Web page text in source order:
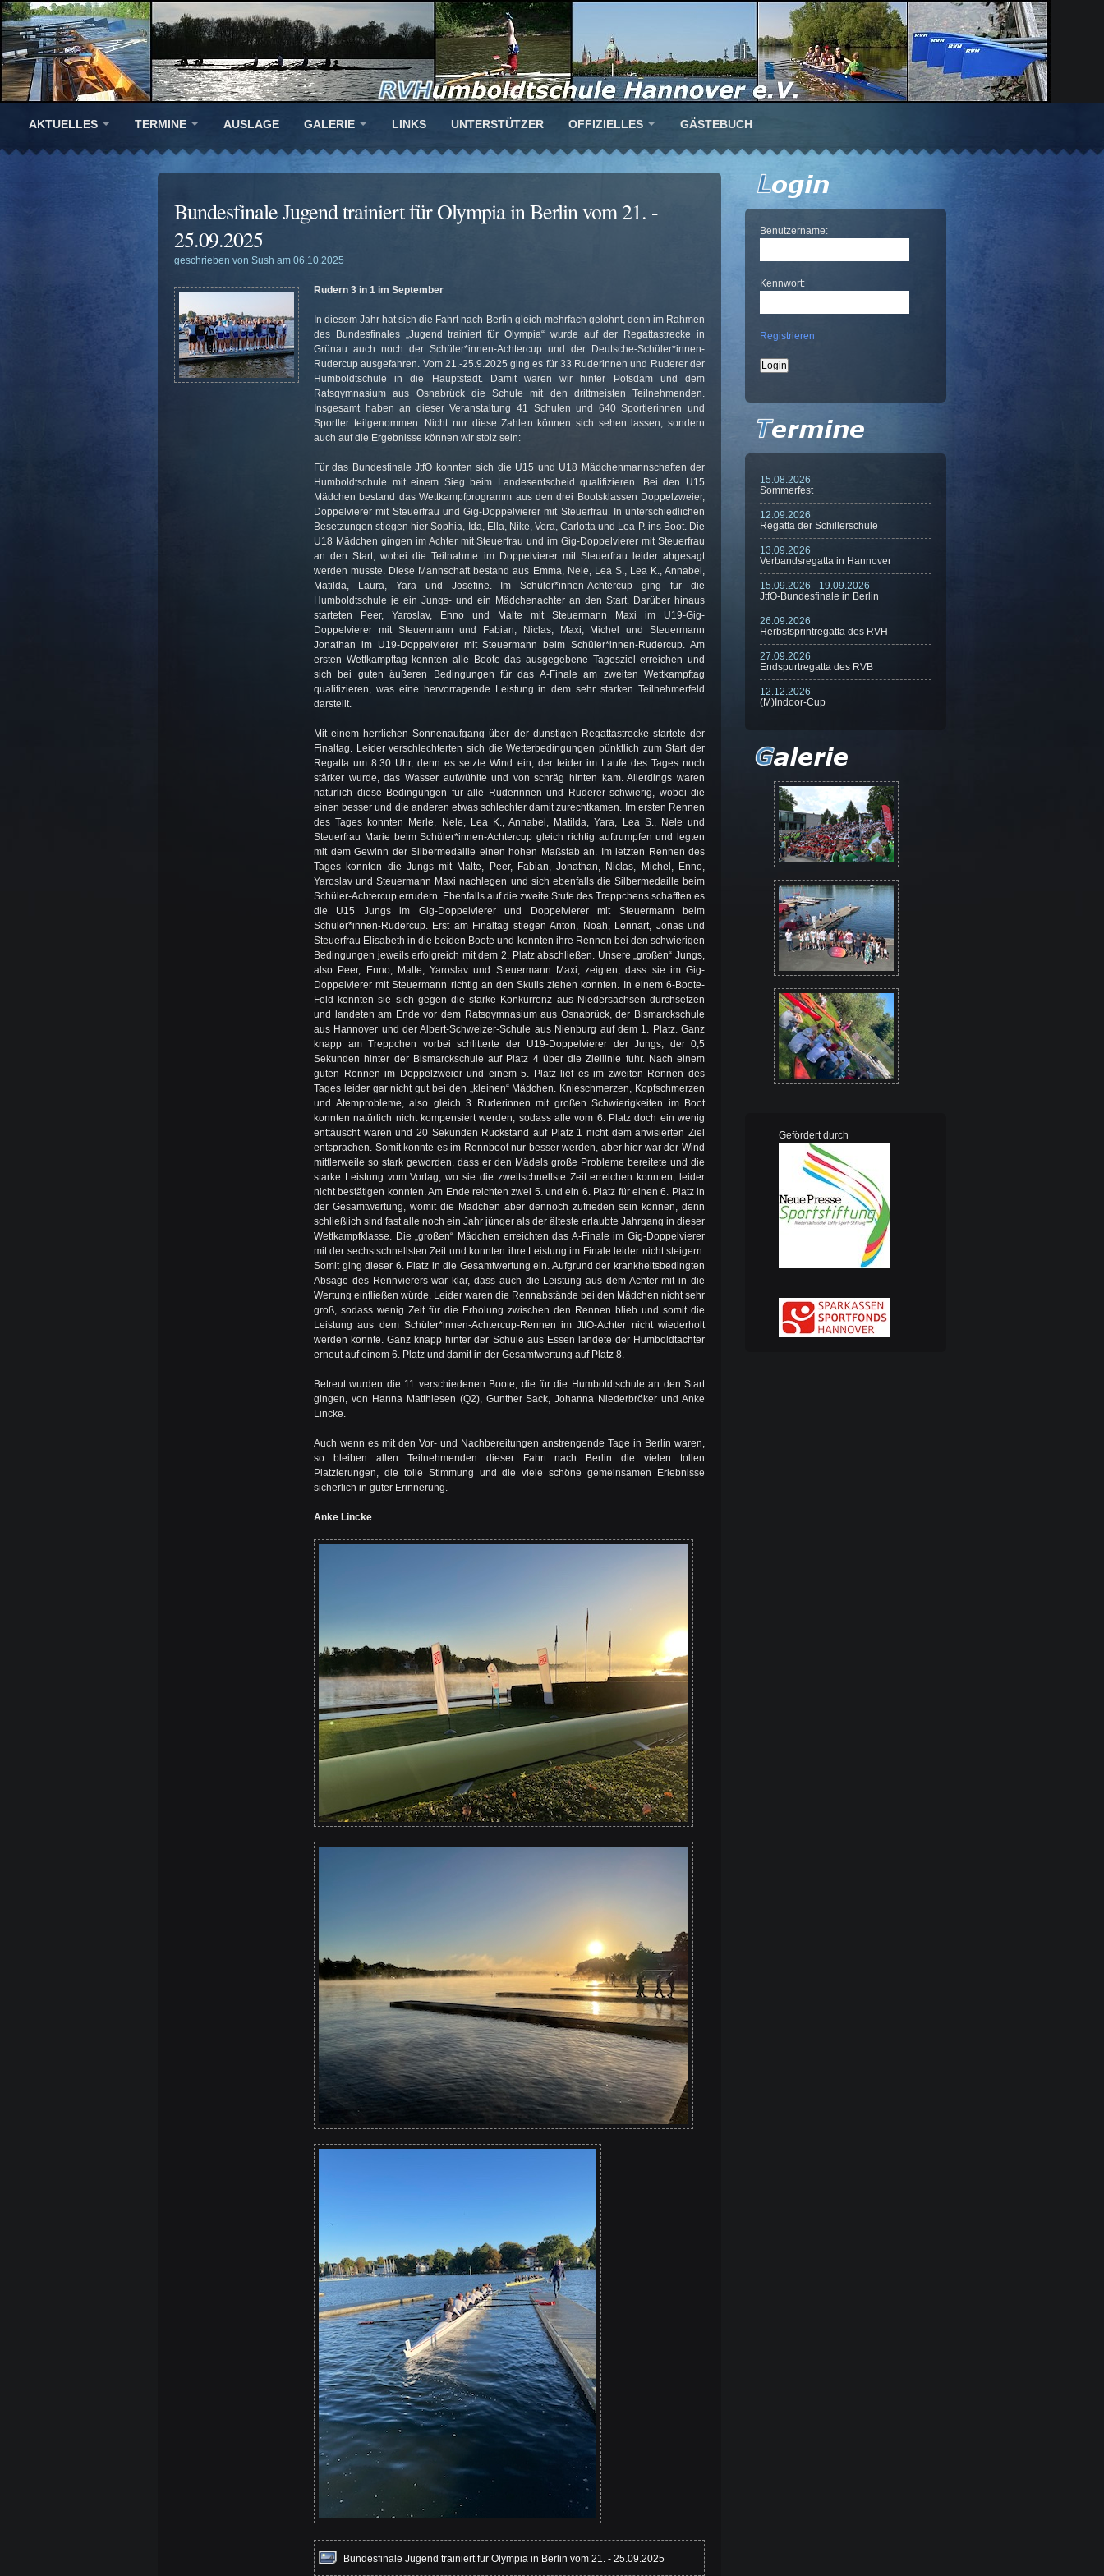
AKTUELLES TERMINE AUSLAGE GALERIE LINKS UNTERSTÜTZER OFFIZIELLES GÄSTEBUCH
Bundesfinale Jugend trainiert für Olympia in Berlin vom 21. -
25.09.2025
geschrieben von Sush am 06.10.2025
Rudern 3 in 1 im September
In diesem Jahr hat sich die Fahrt nach Berlin gleich mehrfach gelohnt, denn im Rahmen
des Bundesfinales „Jugend trainiert für Olympia“ wurde auf der Regattastrecke in
Grünau auch noch der Schüler*innen-Achtercup und der Deutsche-Schüler*innen-
Rudercup ausgefahren. Vom 21.-25.9.2025 ging es für 33 Ruderinnen und Ruderer der
Humboldtschule in die Hauptstadt. Damit waren wir hinter Potsdam und dem
Ratsgymnasium aus Osnabrück die Schule mit den drittmeisten Teilnehmenden.
Insgesamt haben an dieser Veranstaltung 41 Schulen und 640 Sportlerinnen und
Sportler teilgenommen. Nicht nur diese Zahlen können sich sehen lassen, sondern
auch auf die Ergebnisse können wir stolz sein:
Für das Bundesfinale JtfO konnten sich die U15 und U18 Mädchenmannschaften der
Humboldtschule mit einem Sieg beim Landesentscheid qualifizieren. Bei den U15
Mädchen bestand das Wettkampfprogramm aus den drei Bootsklassen Doppelzweier,
Doppelvierer mit Steuerfrau und Gig-Doppelvierer mit Steuerfrau. In unterschiedlichen
Besetzungen stiegen hier Sophia, Ida, Ella, Nike, Vera, Carlotta und Lea P. ins Boot. Die
U18 Mädchen gingen im Achter mit Steuerfrau und im Gig-Doppelvierer mit Steuerfrau
an den Start, wobei die Teilnahme im Doppelvierer mit Steuerfrau leider abgesagt
werden musste. Diese Mannschaft bestand aus Emma, Nele, Lea S., Lea K., Annabel,
Matilda, Laura, Yara und Josefine. Im Schüler*innen-Achtercup ging für die
Humboldtschule je ein Jungs- und ein Mädchenachter an den Start. Darüber hinaus
starteten Peer, Yaroslav, Enno und Malte mit Steuermann Maxi im U19-Gig-
Doppelvierer mit Steuermann und Fabian, Niclas, Maxi, Michel und Steuermann
Jonathan im U19-Doppelvierer mit Steuermann beim Schüler*innen-Rudercup. Am
ersten Wettkampftag konnten alle Boote das ausgegebene Tagesziel erreichen und
sich bei guten äußeren Bedingungen für das A-Finale am zweiten Wettkampftag
qualifizieren, was eine hervorragende Leistung in dem sehr starken Teilnehmerfeld
darstellt.
Mit einem herrlichen Sonnenaufgang über der dunstigen Regattastrecke startete der
Finaltag. Leider verschlechterten sich die Wetterbedingungen pünktlich zum Start der
Regatta um 8:30 Uhr, denn es setzte Wind ein, der leider im Laufe des Tages noch
stärker wurde, das Wasser aufwühlte und von schräg hinten kam. Allerdings waren
natürlich diese Bedingungen für alle Ruderinnen und Ruderer schwierig, wobei die
einen besser und die anderen etwas schlechter damit zurechtkamen. Im ersten Rennen
des Tages konnten Merle, Nele, Lea K., Annabel, Matilda, Yara, Lea S., Nele und
Steuerfrau Marie beim Schüler*innen-Achtercup gleich richtig auftrumpfen und legten
mit dem Gewinn der Silbermedaille einen hohen Maßstab an. Im letzten Rennen des
Tages konnten die Jungs mit Malte, Peer, Fabian, Jonathan, Niclas, Michel, Enno,
Yaroslav und Steuermann Maxi nachlegen und sich ebenfalls die Silbermedaille beim
Schüler-Achtercup errudern. Ebenfalls auf die zweite Stufe des Treppchens schafften es
die U15 Jungs im Gig-Doppelvierer und Doppelvierer mit Steuermann beim
Schüler*innen-Rudercup. Erst am Finaltag stiegen Anton, Noah, Lennart, Jonas und
Steuerfrau Elisabeth in die beiden Boote und konnten ihre Rennen bei den schwierigen
Bedingungen jeweils erfolgreich mit dem 2. Platz abschließen. Unsere „großen“ Jungs,
also Peer, Enno, Malte, Yaroslav und Steuermann Maxi, zeigten, dass sie im Gig-
Doppelvierer mit Steuermann richtig an den Skulls ziehen konnten. In einem 6-Boote-
Feld konnten sie sich gegen die starke Konkurrenz aus Niedersachsen durchsetzen
und landeten am Ende vor dem Ratsgymnasium aus Osnabrück, der Bismarckschule
aus Hannover und der Albert-Schweizer-Schule aus Nienburg auf dem 1. Platz. Ganz
knapp am Treppchen vorbei schlitterte der U19-Doppelvierer der Jungs, der 0,5
Sekunden hinter der Bismarckschule auf Platz 4 über die Ziellinie fuhr. Nach einem
guten Rennen im Doppelzweier und einem 5. Platz lief es im zweiten Rennen des
Tages leider gar nicht gut bei den „kleinen“ Mädchen. Knieschmerzen, Kopfschmerzen
und Atemprobleme, also gleich 3 Ruderinnen mit großen Schwierigkeiten im Boot
konnten natürlich nicht kompensiert werden, sodass alle vom 6. Platz doch ein wenig
enttäuscht waren und 20 Sekunden Rückstand auf Platz 1 nicht dem anvisierten Ziel
entsprachen. Somit konnte es im Rennboot nur besser werden, aber hier war der Wind
mittlerweile so stark geworden, dass er den Mädels große Probleme bereitete und die
starke Leistung vom Vortag, wo sie die zweitschnellste Zeit erreichen konnten, leider
nicht bestätigen konnten. Am Ende reichten zwei 5. und ein 6. Platz für einen 6. Platz in
der Gesamtwertung, womit die Mädchen aber dennoch zufrieden sein können, denn
schließlich sind fast alle noch ein Jahr jünger als der älteste erlaubte Jahrgang in dieser
Wettkampfklasse. Die „großen“ Mädchen erreichten das A-Finale im Gig-Doppelvierer
mit der sechstschnellsten Zeit und konnten ihre Leistung im Finale leider nicht steigern.
Somit ging dieser 6. Platz in die Gesamtwertung ein. Aufgrund der krankheitsbedingten
Absage des Rennvierers war klar, dass auch die Leistung aus dem Achter mit in die
Wertung einfließen würde. Leider waren die Rennabstände bei den Mädchen nicht sehr
groß, sodass wenig Zeit für die Erholung zwischen den Rennen blieb und somit die
Leistung aus dem Schüler*innen-Achtercup-Rennen im JtfO-Achter nicht wiederholt
werden konnte. Ganz knapp hinter der Schule aus Essen landete der Humboldtachter
erneut auf einem 6. Platz und damit in der Gesamtwertung auf Platz 8.
Betreut wurden die 11 verschiedenen Boote, die für die Humboldtschule an den Start
gingen, von Hanna Matthiesen (Q2), Gunther Sack, Johanna Niederbröker und Anke
Lincke.
Auch wenn es mit den Vor- und Nachbereitungen anstrengende Tage in Berlin waren,
so bleiben allen Teilnehmenden dieser Fahrt nach Berlin die vielen tollen
Platzierungen, die tolle Stimmung und die viele schöne gemeinsamen Erlebnisse
sicherlich in guter Erinnerung.
Anke Lincke
Bundesfinale Jugend trainiert für Olympia in Berlin vom 21. - 25.09.2025
Benutzername:
Kennwort:
Registrieren
15.08.2026
Sommerfest
12.09.2026
Regatta der Schillerschule
13.09.2026
Verbandsregatta in Hannover
15.09.2026 - 19.09.2026
JtfO-Bundesfinale in Berlin
26.09.2026
Herbstsprintregatta des RVH
27.09.2026
Endspurtregatta des RVB
12.12.2026
(M)Indoor-Cup
Gefördert durch